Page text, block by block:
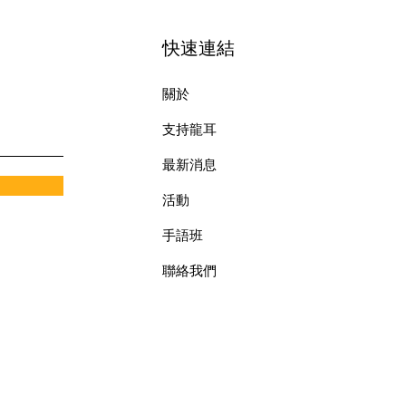
快速連結
關於
支持龍耳
最新消息
​活動
手語班
​聯絡我們